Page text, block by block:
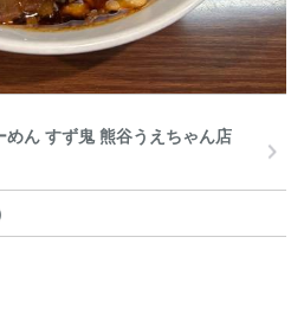
めん すず鬼 熊谷うえちゃん店